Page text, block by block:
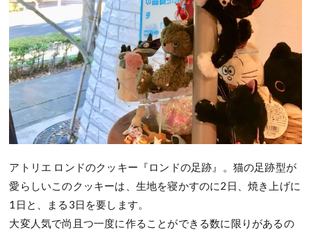
アトリエ ロンドのクッキー『ロンドの足跡』。猫の足跡型が
愛らしいこのクッキーは、生地を寝かすのに2日、焼き上げに
1日と、まる3日を要します。
大変人気で尚且つ一度に作ることができる数に限りがあるの